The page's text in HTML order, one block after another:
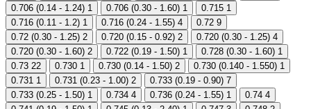
0.706 (0.14 - 1.24) 1 0.706 (0.30 - 1.60) 1 0.715 1
0.716 (0.11 - 1.2) 1 0.716 (0.24 - 1.55) 4 0.72 9
0.72 (0.30 - 1.25) 2 0.720 (0.15 - 0.92) 2 0.720 (0.30 - 1.25) 4
0.720 (0.30 - 1.60) 2 0.722 (0.19 - 1.50) 1 0.728 (0.30 - 1.60) 1
0.73 22 0.730 1 0.730 (0.14 - 1.50) 2 0.730 (0.140 - 1.550) 1
0.731 1 0.731 (0.23 - 1.00) 2 0.733 (0.19 - 0.90) 7
0.733 (0.25 - 1.50) 1 0.734 4 0.736 (0.24 - 1.55) 1 0.74 4